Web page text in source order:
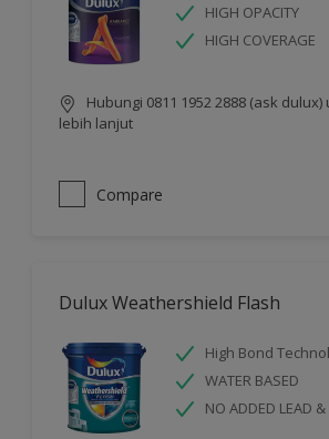
HIGH OPACITY
HIGH COVERAGE
Hubungi 0811 1952 2888 (ask
lebih lanjut
Compare
Dulux Weathershield Flash
High Bond
WATER BASED
NO ADDED LEAD &